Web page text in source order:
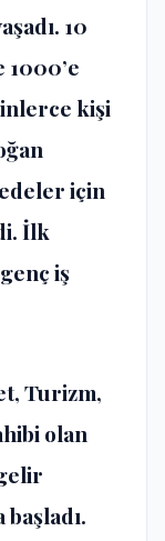
10
kişi
için
İlk
iş
Turizm,
olan